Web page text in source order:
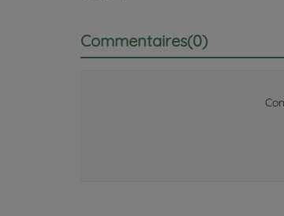
Commentaires(0)